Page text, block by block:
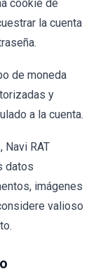
cookie de
la cuenta
de moneda
y
a la cuenta.
RAT
datos
imágenes
valioso